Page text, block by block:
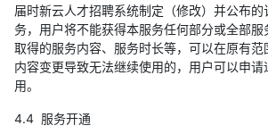
届时新云人才招聘系统制定（修改）并公布的
务，用户将不能获得本服务任何部分或全部服
取得的服务内容、服务时长等，可以在原有
内容变更导致无法继续使用的，用户可以申
用。
4.4 服务开通